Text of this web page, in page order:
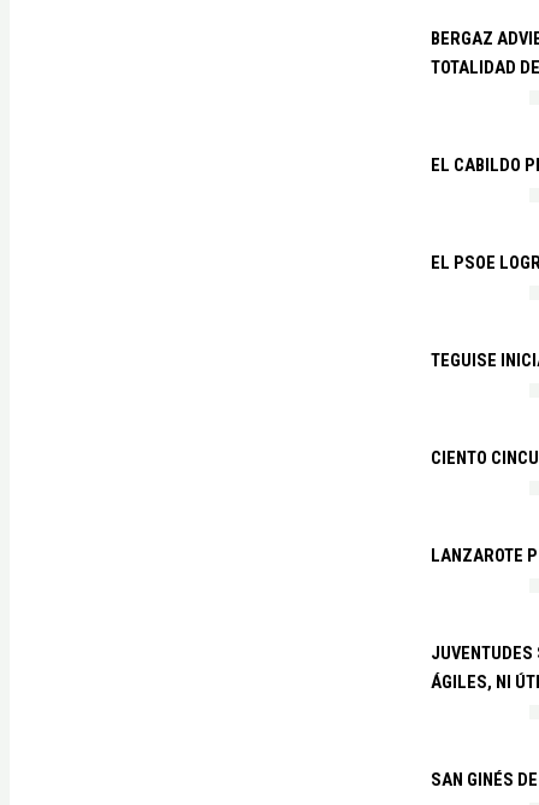
BERGAZ
TOTALIDAD
EL CABILDO
EL PSOE
TEGUISE
CIENTO
LANZAROTE
JUVENTUDES
ÁGILES, NI
SAN GINÉS